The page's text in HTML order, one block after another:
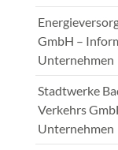
GmbH –
Unternehmen
Stadtwerke
Verkehrs
Unternehmen